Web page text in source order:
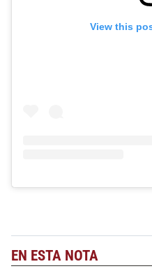
View this
EN ESTA NOTA